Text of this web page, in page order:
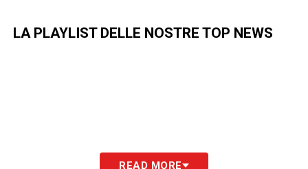
LA PLAYLIST DELLE NOSTRE TOP NEWS
READ MORE